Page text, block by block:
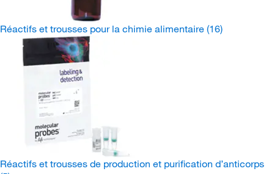
Réactifs et trousses pour la chimie alimentaire (16)
Réactifs et trousses de production et purification d’anticorps